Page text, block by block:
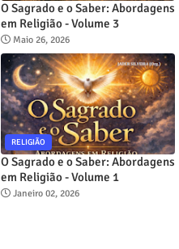
O Sagrado e o Saber: Abordagens
em Religião - Volume 3
Maio 26, 2026
RELIGIÃO
O Sagrado e o Saber: Abordagens
em Religião - Volume 1
Janeiro 02, 2026